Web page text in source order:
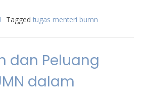
Tagged tugas menteri bumn
dan Peluang
dalam